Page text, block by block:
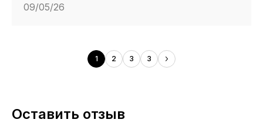
09/05/26
1 2 3 3
Оставить отзыв